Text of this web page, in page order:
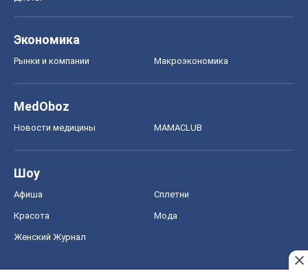
Экономика
Рынки и компании Mакроэкономика
MedOboz
Новости медицины MAMACLUB
Шоу
Афиша Сплетни
Красота Мода
Женский Журнал